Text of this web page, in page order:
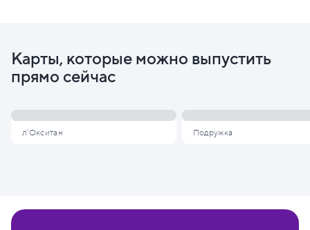
Карты, которые можно выпустить
прямо сейчас
л'Окситан Подружка